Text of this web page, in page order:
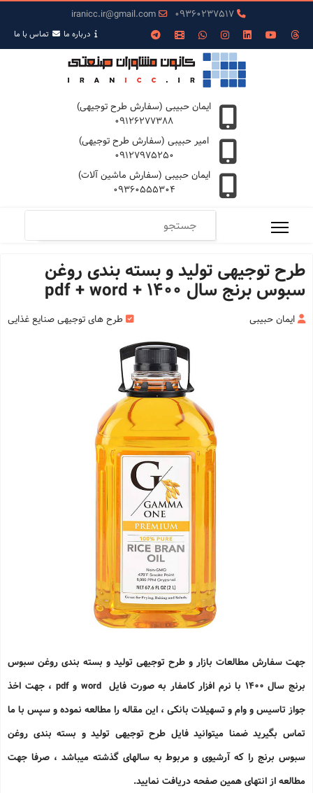
09360237517
iranicc.ir@gmail.com
درباره ما تمـاس با ما
ایمان حبیبی (سفارش طرح توجیهی)
09126277388
امیر حبیبی (سفارش طرح توجیهی)
09127975250
ایمان حبیبی (سفارش ماشین آلات)
09360555304
طرح توجیهی تولید و بسته بندی روغن
سبوس برنج سال 1400 + pdf + word
ایمان حبیبی طرح های توجیهی صنایع غذایی
جهت سفارش مطالعات بازار و طرح توجیهی تولید و بسته بندی روغن سبوس
برنج سال 1400 با نرم افزار کامفار به صورت فایل word و pdf ، جهت اخذ
جواز تاسیس و وام و تسهیلات بانکی ، این مقاله را مطالعه نموده و سپس با ما
تماس بگیرید ضمنا میتوانید فایل طرح توجیهی تولید و بسته بندی روغن
سبوس برنج را که آرشیوی و مربوط به سالهای گذشته میباشد ، صرفا جهت
مطالعه از انتهای همین صفحه دریافت نمایید.